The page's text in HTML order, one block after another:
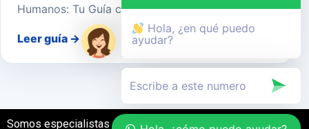
Humanos: Tu Guía cara…
Leer guía →
Somos especialistas en el desarrollo de tesis
Hola, ¿en qué puedo
ayudar?